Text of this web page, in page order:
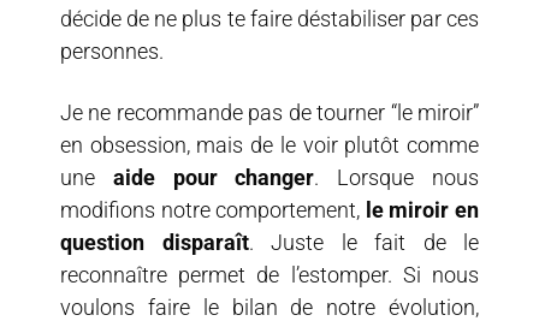
décide de ne plus te faire déstabiliser par ces
personnes.
Je ne recommande pas de tourner “le miroir”
en obsession, mais de le voir plutôt comme
une aide pour changer. Lorsque nous
modifions notre comportement, le miroir en
question disparaît. Juste le fait de le
reconnaître permet de l’estomper. Si nous
voulons faire le bilan de notre évolution,